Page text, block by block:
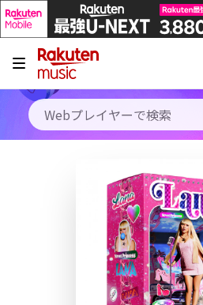
キャンペーン
料金プラン
使い方
初回30日間無料お試し